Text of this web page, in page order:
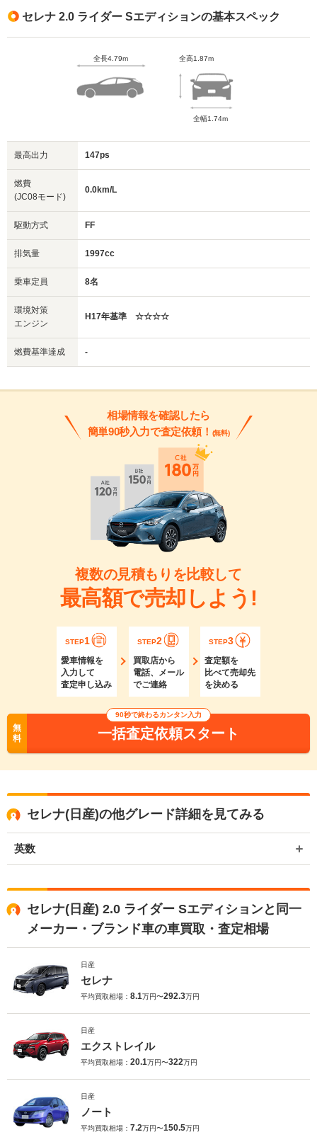
セレナ 2.0 ライダー Sエディションの基本スペック
全長4.79m 全高1.87m
全幅1.74m
最高出力 147ps
燃費
(JC08モード)
0.0km/L
駆動方式 FF
排気量 1997cc
乗車定員 8名
環境対策
エンジン
H17年基準 ☆☆☆☆
燃費基準達成 -
相場情報を確認したら
簡単90秒入力で査定依頼！ (無料)
複数の見積もりを比較して
最高額で売却しよう!
STEP1
愛車情報を
入力して
査定申し込み
STEP2
買取店から
電話、メール
でご連絡
STEP3
査定額を
比べて売却先
を決める
無
料
90秒で終わるカンタン入力
一括査定依頼スタート
セレナ(日産)の他グレード詳細を見てみる
英数
セレナ(日産) 2.0 ライダー Sエディションと同一
メーカー・ブランド車の車買取・査定相場
日産
セレナ
平均買取相場： 8.1万円〜292.3万円
日産
エクストレイル
平均買取相場： 20.1万円〜322万円
日産
ノート
平均買取相場： 7.2万円〜150.5万円